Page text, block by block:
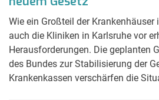
Wie ein Großteil der Krankenhäuser
auch die Kliniken in Karlsruhe vor
Herausforderungen. Die geplanten
des Bundes zur Stabilisierung der
Krankenkassen verschärfen die